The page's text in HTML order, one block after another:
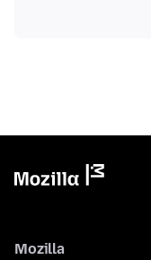
Mozilla